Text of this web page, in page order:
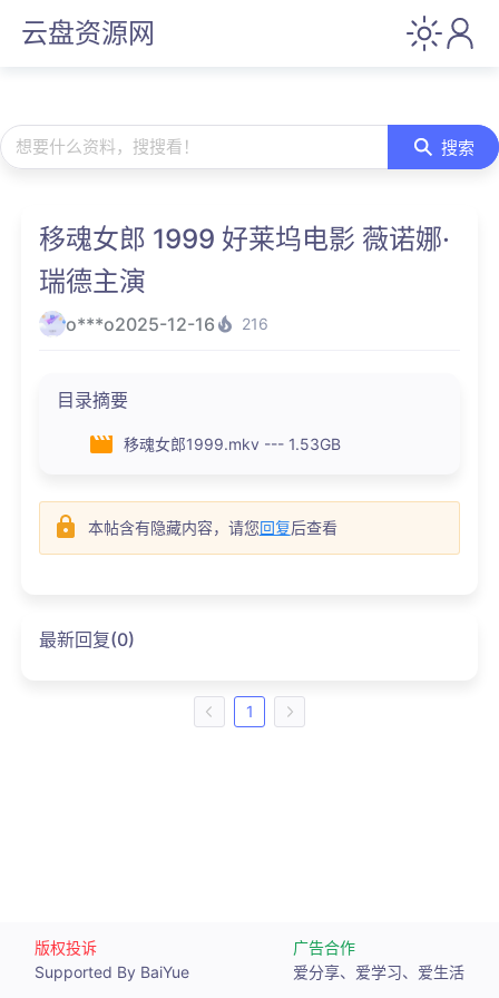
云盘资源网
想要什么资料，搜搜看！ 搜索
移魂女郎 1999 好莱坞电影 薇诺娜·
瑞德主演
o***o2025-12-16 216
目录摘要
移魂女郎1999.mkv --- 1.53GB
本帖含有隐藏内容，请您回复后查看
最新回复(0)
1
版权投诉
Supported By BaiYue
广告合作
爱分享、爱学习、爱生活